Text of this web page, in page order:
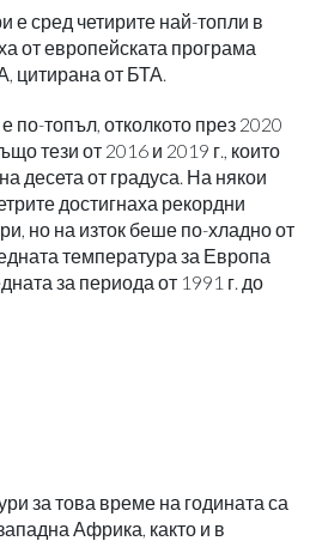
е сред четирите най-топли в
от европейската програма
цитирана от БТА.
по-топъл, отколкото през 2020
тези от 2016 и 2019 г., които
десета от градуса. На някои
достигнаха рекордни
но на изток беше по-хладно от
температура за Европа
за периода от 1991 г. до
за това време на годината са
Африка, както и в